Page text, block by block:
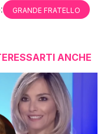
GRANDE FRATELLO
ANCHE